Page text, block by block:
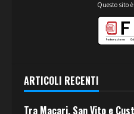
Questo sito
ARTICOLI RECENTI
Tra Macari, San Vito e